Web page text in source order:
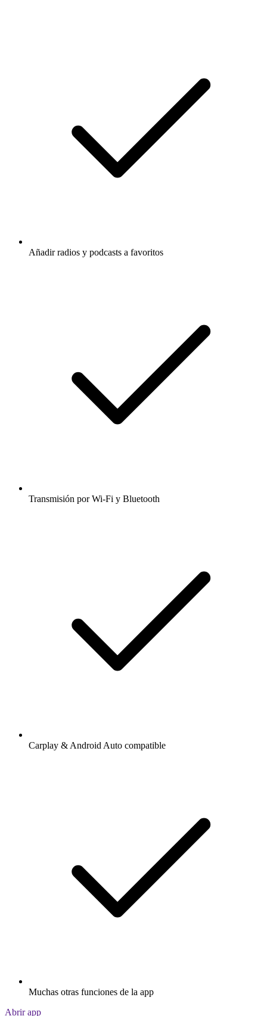
Añadir radios y podcasts a favoritos
Transmisión por Wi-Fi y Bluetooth
Carplay & Android Auto compatible
Muchas otras funciones de la app
Abrir app